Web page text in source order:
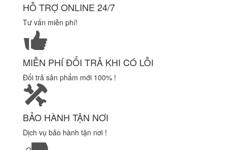
HỖ TRỢ ONLINE 24/7
Tư vấn miễn phí!
MIỄN PHÍ ĐỔI TRẢ KHI CÓ LỖI
Đổi trả sản phẩm mới 100% !
BẢO HÀNH TẬN NƠI
Dịch vụ bảo hành tận nơi !